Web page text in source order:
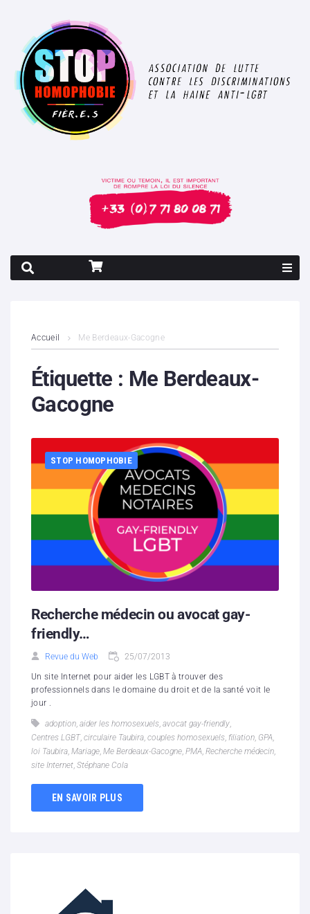
Contenus litigieux
Nous soutenir
Partenaires
Hébergement solidaire
Accueil Me Berdeaux-Gacogne
Étiquette : Me Berdeaux-
Gacogne
STOP HOMOPHOBIE
Recherche médecin ou avocat gay-
friendly…
Revue du Web 25/07/2013
Un site Internet pour aider les LGBT à trouver des
professionnels dans le domaine du droit et de la santé voit le
jour .
adoption, aider les homosexuels, avocat gay-friendly,
Centres LGBT, circulaire Taubira, couples homosexuels, filiation, GPA,
loi Taubira, Mariage, Me Berdeaux-Gacogne, PMA, Recherche médecin,
site Internet, Stéphane Cola
EN SAVOIR PLUS